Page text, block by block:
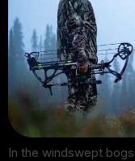
In the windswept